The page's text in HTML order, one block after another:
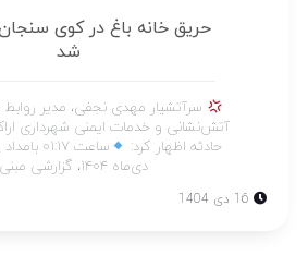
حریق خانه باغ در کوی سنجان
شد
سرآتشیار مهدی نجفی، مدیر
آتش‌نشانی و خدمات ایمنی شهرداری
حادثه اظهار کرد:
دی‌ماه ۱۴۰۴، گزارشی مبنی...
16 دی 1404